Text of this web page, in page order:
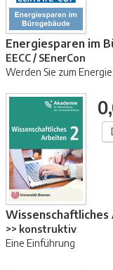
Energiesparen im
EECC / SEnerCon
Werden Sie zum
Wissenschaftliches
>> konstruktiv
Eine Einführung